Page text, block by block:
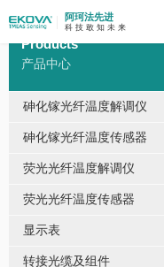
阿珂法先进
科 技 敢 知 未 来
Products
产品中心
砷化镓光纤温度解调仪
砷化镓光纤温度传感器
荧光光纤温度解调仪
荧光光纤温度传感器
显示表
转接光缆及组件